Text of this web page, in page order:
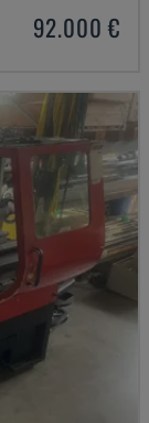
92.000 €